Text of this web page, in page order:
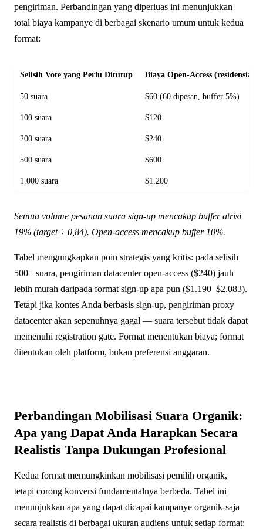
pengiriman. Perbandingan yang diperluas ini menunjukkan
total biaya kampanye di berbagai skenario umum untuk kedua
format:
Selisih Vote yang Perlu Ditutup Biaya Open-Access (residensial,
50 suara $60 (60 dipesan, buffer 5%)
100 suara $120
200 suara $240
500 suara $600
1.000 suara $1.200
Semua volume pesanan suara sign-up mencakup buffer atrisi
19% (target ÷ 0,84). Open-access mencakup buffer 10%.
Tabel mengungkapkan poin strategis yang kritis: pada selisih
500+ suara, pengiriman datacenter open-access ($240) jauh
lebih murah daripada format sign-up apa pun ($1.190–$2.083).
Tetapi jika kontes Anda berbasis sign-up, pengiriman proxy
datacenter akan sepenuhnya gagal — suara tersebut tidak dapat
memenuhi registration gate. Format menentukan biaya; format
ditentukan oleh platform, bukan preferensi anggaran.
Perbandingan Mobilisasi Suara Organik:
Apa yang Dapat Anda Harapkan Secara
Realistis Tanpa Dukungan Profesional
Kedua format memungkinkan mobilisasi pemilih organik,
tetapi corong konversi fundamentalnya berbeda. Tabel ini
menunjukkan apa yang dapat dicapai kampanye organik-saja
secara realistis di berbagai ukuran audiens untuk setiap format: